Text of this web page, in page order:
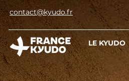
contact@kyudo.fr
LE KYUDO